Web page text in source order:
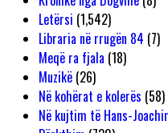
Letërsi (1,542)
Libraria në rrugën 84 (7)
Meqë ra fjala (18)
Muzikë (26)
Në kohërat e kolerës (58)
Në kujtim të Hans-